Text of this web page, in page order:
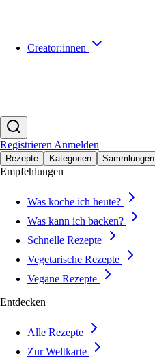
Creator:innen
Registrieren Anmelden
Rezepte Kategorien Sammlungen
Empfehlungen
Was koche ich heute?
Was kann ich backen?
Schnelle Rezepte
Vegetarische Rezepte
Vegane Rezepte
Entdecken
Alle Rezepte
Zur Weltkarte